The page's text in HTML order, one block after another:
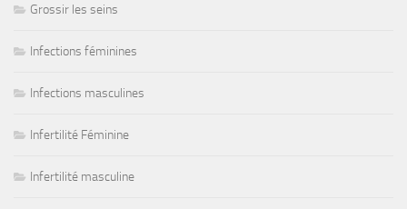
Grossir les seins
Infections féminines
Infections masculines
Infertilité Féminine
Infertilité masculine